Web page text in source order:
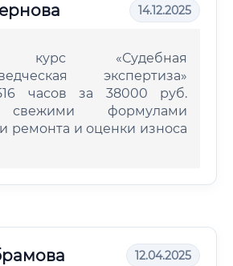
14.12.2025
курс «Судебная
экспертиза»
часов за 38000 руб.
свежими формулами
ремонта и оценки износа
12.04.2025